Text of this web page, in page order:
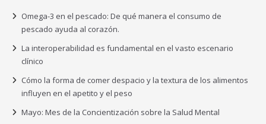
Omega-3 en el pescado: De qué manera el consumo de
pescado ayuda al corazón.
La interoperabilidad es fundamental en el vasto escenario
clínico
Cómo la forma de comer despacio y la textura de los alimentos
influyen en el apetito y el peso
Mayo: Mes de la Concientización sobre la Salud Mental